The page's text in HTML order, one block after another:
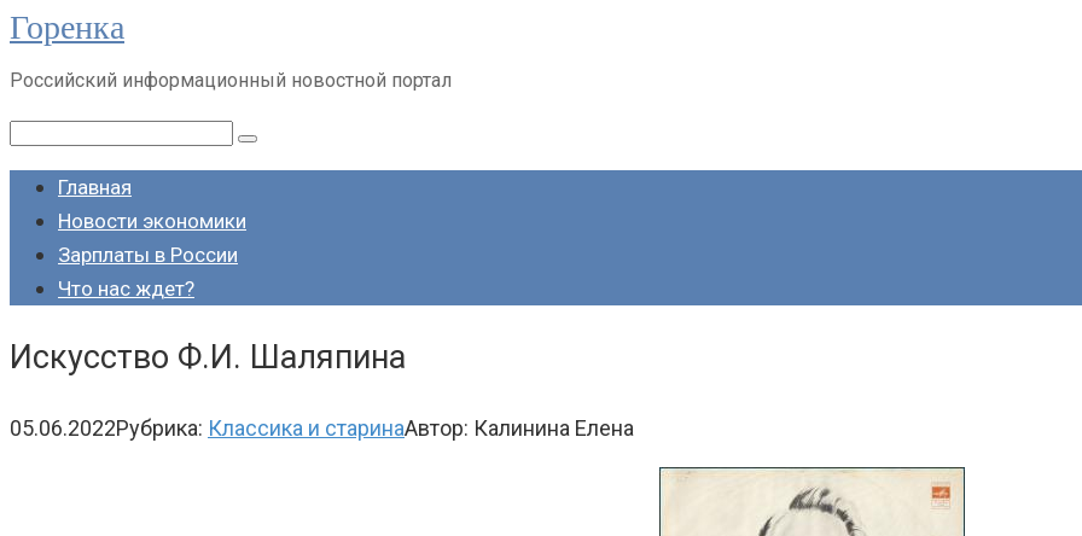
Перейти
контенту
Горенка
Российский информационный новостной портал
Поиск:
Главная
Новости экономики
Зарплаты в России
Что нас ждет?
Искусство Ф.И. Шаляпина
05.06.2022Рубрика: Классика и старинаАвтор: Калинина Елена